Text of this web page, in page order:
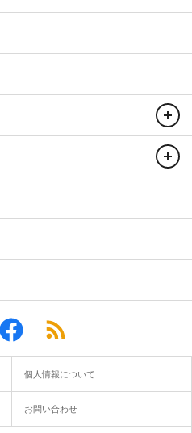
個人情報について
お問い合わせ